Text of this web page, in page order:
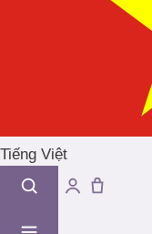
Tiếng Việt